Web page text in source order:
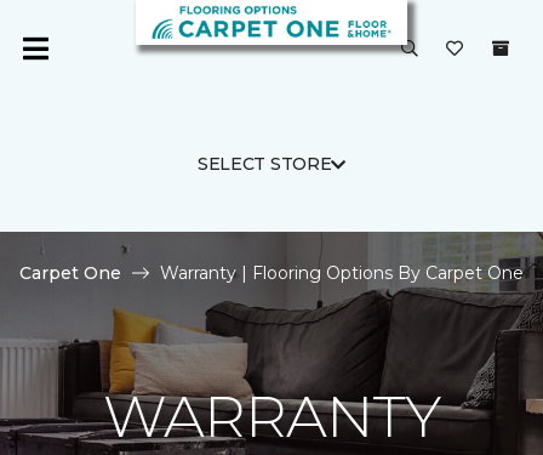
SELECT STORE
Carpet One Warranty | Flooring Options By Carpet One
WARRANTY